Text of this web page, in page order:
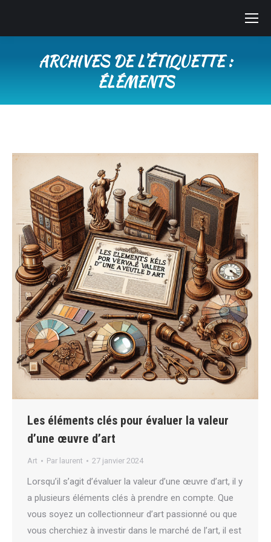
ARCHIVES DE L’ÉTIQUETTE :
ÉLÉMENTS
Les éléments clés pour évaluer la valeur
d’une œuvre d’art
Art Par laurent 27 janvier 2024
Lorsqu’il s’agit d’évaluer la valeur d’une œuvre d’art, il y
a plusieurs éléments clés à prendre en compte. Que
vous soyez un collectionneur d’art passionné ou que
vous cherchiez à investir dans le marché de l’art, il est